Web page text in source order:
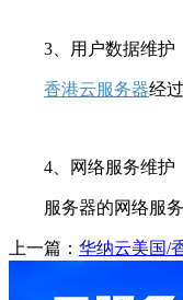
3、用户数据维护
香港云服务器经
4、网络服务维护
服务器的网络服
上一篇： 华纳云美国/